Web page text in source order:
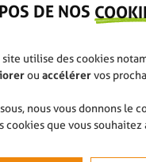
DE NOS
site utilise des cookies
ou accélérervos
nous vous donnons le
cookies que vous souhaitez